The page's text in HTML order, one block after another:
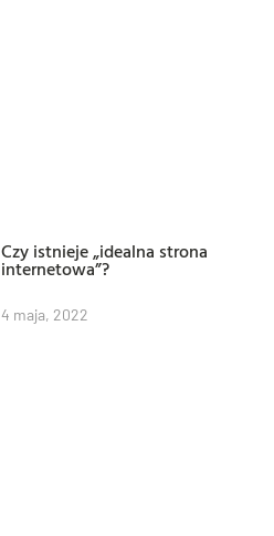
Czy istnieje „idealna strona
internetowa”?
4 maja, 2022